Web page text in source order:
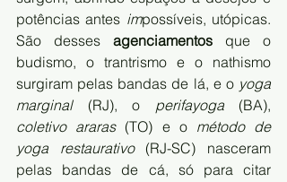
potências antes impossíveis, utópicas.
São desses agenciamentos que o
budismo, o trantrismo e o nathismo
surgiram pelas bandas de lá, e o yoga
marginal (RJ), o perifayoga
coletivo araras (TO) e o método de
yoga restaurativo (RJ-SC) nasceram
pelas bandas de cá, só para citar